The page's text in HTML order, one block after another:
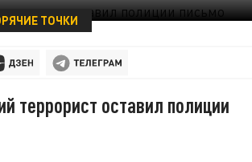
ТОЧКИ
террорист оставил полиции